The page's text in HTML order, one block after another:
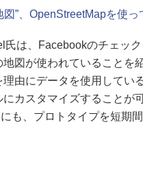
”、OpenStreetMapを使
は、Facebookのチェッ
図が使われていることを
由にデータを使用してい
カスタマイズすることが
も、プロトタイプを短期